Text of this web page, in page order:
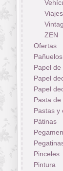
Viajes
ZEN
Ofertas
Papel de
Papel
Papel
Pasta
Pastas y
Pátinas
Pinceles
Pintura